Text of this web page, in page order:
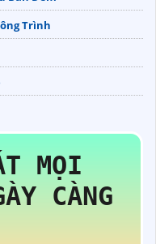
Trình
MỌI
CÀNG